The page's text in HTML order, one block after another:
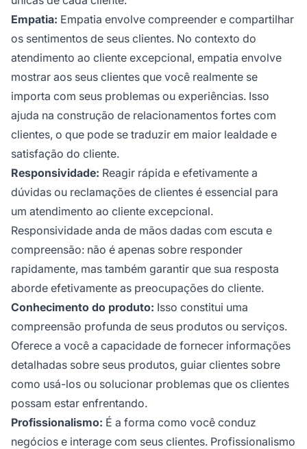
Empatia: Empatia envolve compreender e compartilhar
os sentimentos de seus clientes. No contexto do
atendimento ao cliente excepcional, empatia envolve
mostrar aos seus clientes que você realmente se
importa com seus problemas ou experiências. Isso
ajuda na construção de relacionamentos fortes com
clientes, o que pode se traduzir em maior lealdade e
satisfação do cliente.
Responsividade: Reagir rápida e efetivamente a
dúvidas ou reclamações de clientes é essencial para
um atendimento ao cliente excepcional.
Responsividade anda de mãos dadas com escuta e
compreensão: não é apenas sobre responder
rapidamente, mas também garantir que sua resposta
aborde efetivamente as preocupações do cliente.
Conhecimento do produto: Isso constitui uma
compreensão profunda de seus produtos ou serviços.
Oferece a você a capacidade de fornecer informações
detalhadas sobre seus produtos, guiar clientes sobre
como usá-los ou solucionar problemas que os clientes
possam estar enfrentando.
Profissionalismo: É a forma como você conduz
negócios e interage com seus clientes. Profissionalismo